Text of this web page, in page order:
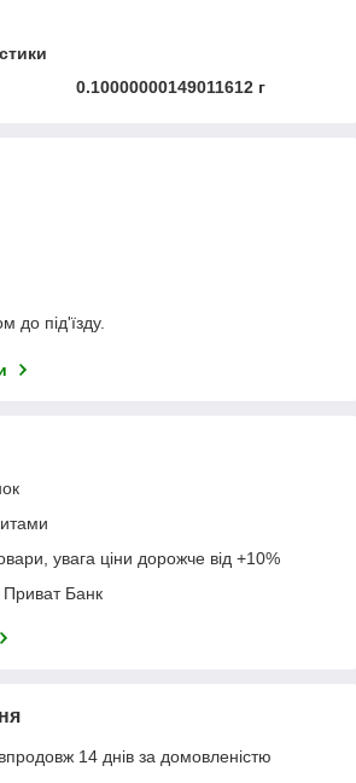
0.10000000149011612 г
до під'їзду.
увага ціни дорожче від +10%
Банк
14 днів за домовленістю